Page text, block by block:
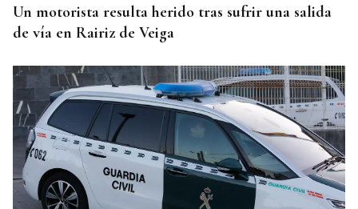
Un motorista resulta herido tras sufrir una salida
de vía en Rairiz de Veiga